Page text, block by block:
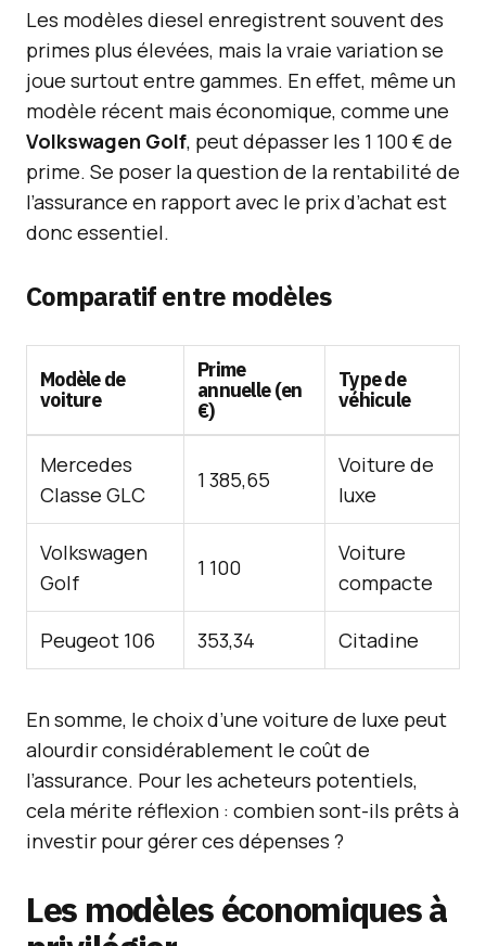
Les modèles diesel enregistrent souvent des
primes plus élevées, mais la vraie variation se
joue surtout entre gammes. En effet, même un
modèle récent mais économique, comme une
Volkswagen Golf, peut dépasser les 1 100 € de
prime. Se poser la question de la rentabilité de
l’assurance en rapport avec le prix d’achat est
donc essentiel.
Comparatif entre modèles
Modèle de
voiture
Prime
annuelle (en
€)
Type de
véhicule
Mercedes
Classe GLC
1 385,65
Voiture de
luxe
Volkswagen
Golf
1 100
Voiture
compacte
Peugeot 106 353,34 Citadine
En somme, le choix d’une voiture de luxe peut
alourdir considérablement le coût de
l’assurance. Pour les acheteurs potentiels,
cela mérite réflexion : combien sont-ils prêts à
investir pour gérer ces dépenses ?
Les modèles économiques à